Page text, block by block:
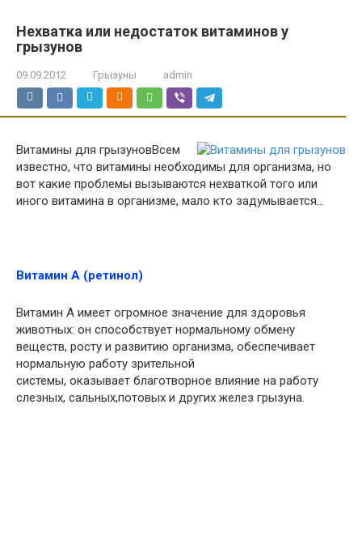
Нехватка или недостаток витаминов у
грызунов
09.09.2012 Грызуны admin
Витамины для грызуновВсем
известно, что витамины необходимы для организма, но
вот какие проблемы вызываются нехваткой того или
иного витамина в организме, мало кто задумывается…
Витамин А (ретинол)
Витамин А имеет огромное значение для здоровья
животных: он способствует нормальному обмену
веществ, росту и развитию организма, обеспечивает
нормальную работу зрительной
системы, оказывает благотворное влияние на работу
слезных, сальных,потовых и других желез грызуна.